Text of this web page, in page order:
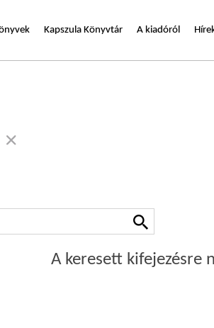
Kapszula Könyvtár A kiadóról
A keresett kifejezésre